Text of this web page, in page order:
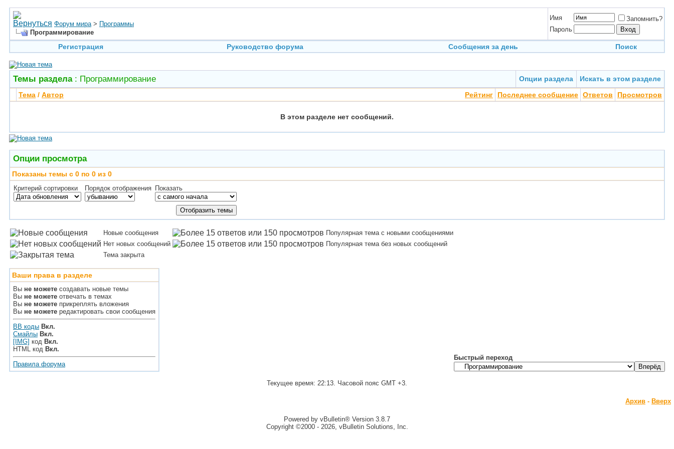
Форум мира > Программы
Программирование
Имя
Запомнить?
Пароль
Регистрация Руководство форума Сообщения за день Поиск
Темы раздела: Программирование Опции раздела
Искать в этом разделе
Рейтинг
Тема / Автор Последнее сообщение Ответов Просмотров
В этом разделе нет сообщений.
Опции просмотра
Показаны темы с 0 по 0 из 0
Критерий сортировки Порядок отображения Показать
Новые сообщения
Популярная тема с новыми сообщениями
Нет новых сообщений
Популярная тема без новых сообщений
Тема закрыта
Ваши права в разделе
Вы не можете создавать новые темы
Вы не можете отвечать в темах
Вы не можете прикреплять вложения
Вы не можете редактировать свои сообщения
BB коды Вкл.
Смайлы Вкл.
[IMG] код Вкл.
HTML код Вкл.
Правила форума
Быстрый переход
Текущее время: 22:13. Часовой пояс GMT +3.
Архив - Вверх
Powered by vBulletin® Version 3.8.7
Copyright ©2000 - 2026, vBulletin Solutions, Inc.